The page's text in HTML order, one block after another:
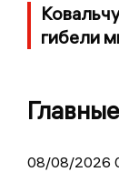
гибели
08/08/2026